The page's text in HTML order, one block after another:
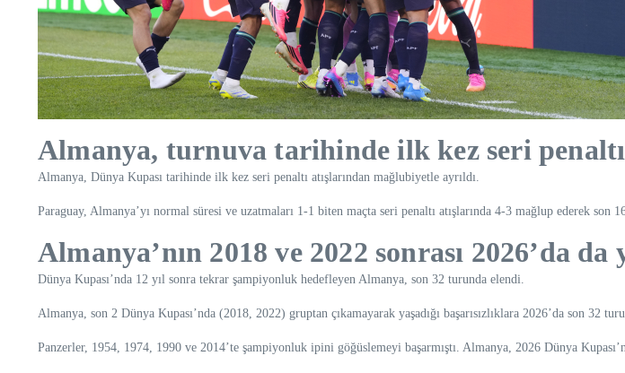
Almanya, turnuva tarihinde ilk kez seri
Almanya, Dünya Kupası tarihinde ilk kez seri penaltı atışlarından mağlubiyetle ayrıldı.
Paraguay, Almanya’yı normal süresi ve uzatmaları 1-1 biten maçta seri penaltı atışlarında 4-3 mağlup ederek son
Almanya’nın 2018 ve 2022 sonrası 2026’da
Dünya Kupası’nda 12 yıl sonra tekrar şampiyonluk hedefleyen Almanya, son 32 turunda elendi.
Almanya, son 2 Dünya Kupası’nda (2018, 2022) gruptan çıkamayarak yaşadığı başarısızlıklara 2026’da son 32
Panzerler, 1954, 1974, 1990 ve 2014’te şampiyonluk ipini göğüslemeyi başarmıştı. Almanya, 2026 Dünya